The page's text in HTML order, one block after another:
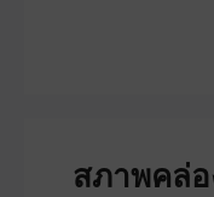
สภาพคล่อ